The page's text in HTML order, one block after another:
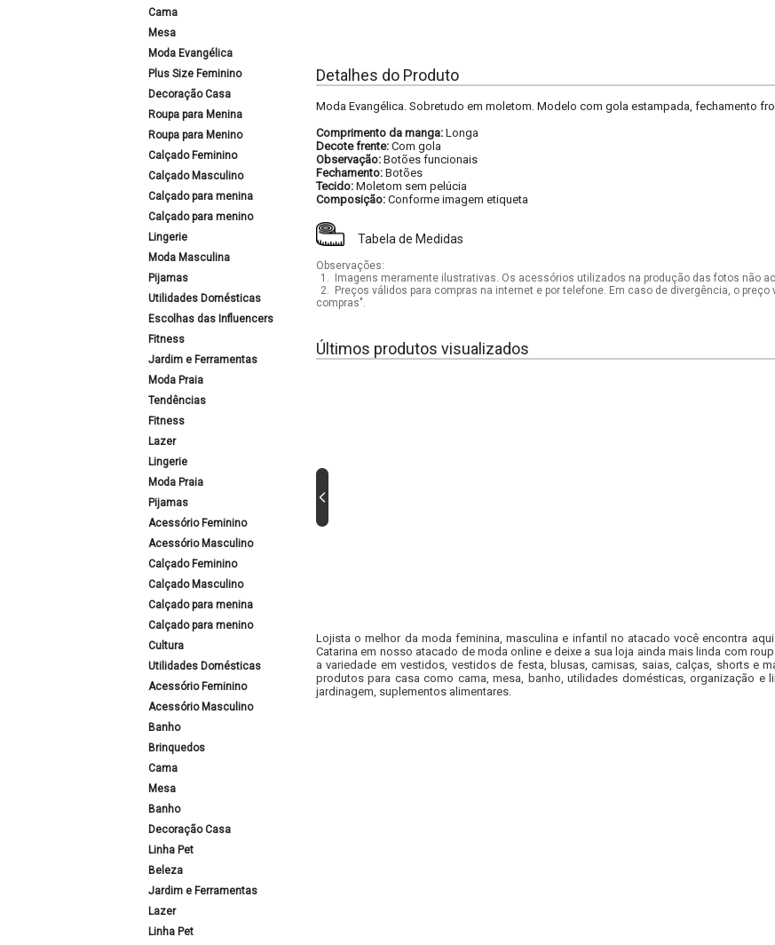
Cama
Mesa
Moda Evangélica
Plus Size Feminino
Decoração Casa
Roupa para Menina
Roupa para Menino
Calçado Feminino
Calçado Masculino
Calçado para menina
Calçado para menino
Lingerie
Moda Masculina
Pijamas
Utilidades Domésticas
Escolhas das Influencers
Fitness
Jardim e Ferramentas
Moda Praia
Tendências
Fitness
Lazer
Lingerie
Moda Praia
Pijamas
Acessório Feminino
Acessório Masculino
Calçado Feminino
Calçado Masculino
Calçado para menina
Calçado para menino
Cultura
Utilidades Domésticas
Acessório Feminino
Acessório Masculino
Banho
Brinquedos
Cama
Mesa
Banho
Decoração Casa
Linha Pet
Beleza
Jardim e Ferramentas
Lazer
Linha Pet
Detalhes do Produto
Moda Evangélica. Sobretudo em moletom. Modelo com gola estampada, fechamento
Comprimento da manga: Longa
Decote frente: Com gola
Observação: Botões funcionais
Fechamento: Botões
Tecido: Moletom sem pelúcia
Composição: Conforme imagem etiqueta
Tabela de Medidas
Observações:
1.
Imagens meramente ilustrativas. Os acessórios utilizados na produção das fotos não
2.
Preços válidos para compras na internet e por telefone. Em caso de divergência, o
compras".
Últimos produtos visualizados
Lojista o melhor da moda feminina, masculina e infantil no atacado você encontra
Catarina em nosso atacado de moda online e deixe a sua loja ainda mais linda com
a variedade em vestidos, vestidos de festa, blusas, camisas, saias, calças, shorts e
produtos para casa como cama, mesa, banho, utilidades domésticas, organização e
jardinagem, suplementos alimentares.